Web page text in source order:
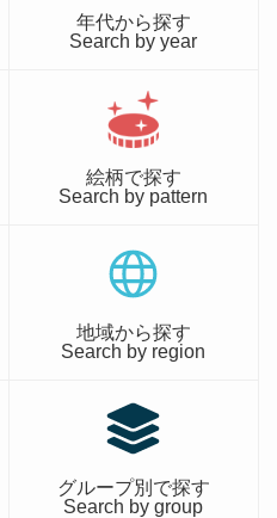
年代から探す
Search by year
絵柄で探す
Search by pattern
地域から探す
Search by region
グループ別で探す
Search by group